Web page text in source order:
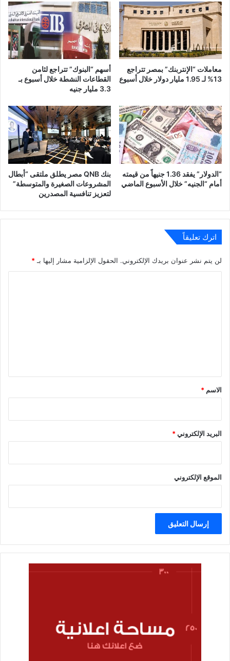
معاملات “الإنتربنك” بمصر تتراجع
13% لـ 1.95 مليار دولار خلال أسبوع
أسهم “البنوك” تتراجع لثامن
القطاعات النشطة خلال أسبوع بـ
3.3 مليار جنيه
“الدولار” يفقد 1.36 جنيهاً من قيمته
أمام “الجنيه” خلال الأسبوع الماضي
بنك QNB مصر يطلق ملتقى “أبطال
المشروعات الصغيرة والمتوسطة”
لتعزيز تنافسية المصدرين
اترك تعليقاً
لن يتم نشر عنوان بريدك الإلكتروني. الحقول الإلزامية مشار إليها بـ*
*
الاسم *
البريد الإلكتروني*
الموقع الإلكتروني